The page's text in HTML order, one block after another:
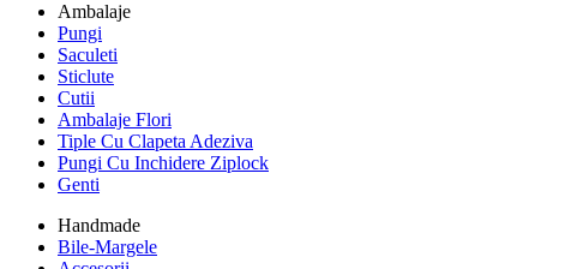
Ambalaje
Pungi
Saculeti
Sticlute
Cutii
Ambalaje Flori
Tiple Cu Clapeta Adeziva
Pungi Cu Inchidere Ziplock
Genti
Handmade
Bile-Margele